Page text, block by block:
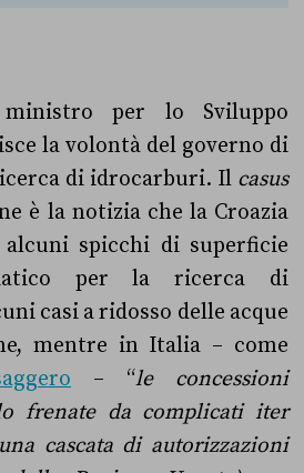
ministro per lo Sviluppo
la volontà del governo di
di idrocarburi. Il casus
è la notizia che la Croazia
spicchi di superficie
per la ricerca di
casi a ridosso delle acque
mentre in Italia – come
– “le concessioni
frenate da complicati iter
cascata di autorizzazioni